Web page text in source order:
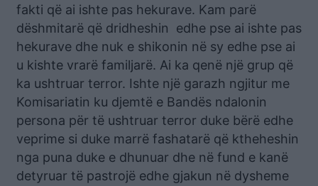
fakti që ai ishte pas hekurave. Kam parë
dëshmitarë që dridheshin edhe pse ai ishte pas
hekurave dhe nuk e shikonin në sy edhe pse ai
u kishte vrarë familjarë. Ai ka qenë një grup që
ka ushtruar terror. Ishte një garazh ngjitur me
Komisariatin ku djemtë e Bandës ndalonin
persona për të ushtruar terror duke bërë edhe
veprime si duke marrë fashatarë që ktheheshin
nga puna duke e dhunuar dhe në fund e kanë
detyruar të pastrojë edhe gjakun në dysheme